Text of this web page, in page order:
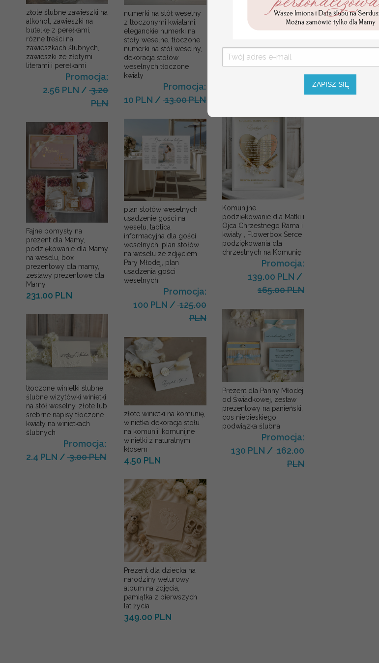
złote ślubne zawieszki na
alkohol, zawieszki na
butelkę z perełkami,
rózne treści na
zawieszkach ślubnych,
zawieszki ze złotymi
literami i perełkami
Promocja:
2.56 PLN /3.20
PLN
Fajne pomysły na
prezent dla Mamy,
podziękowanie dla Mamy
na weselu, box
prezentowy dla mamy,
zestawy prezentowe dla
Mamy
231.00 PLN
tłoczone winietki ślubne,
ślubne wizytówki winietki
na stół weselny, złote lub
srebrne napisy tłoczone
kwiaty na winietkach
ślubnych
Promocja:
2.4 PLN / 3.00 PLN
numerki na stół weselny
z tłoczonymi kwiatami,
eleganckie numerki na
stoły weselne, tłoczone
numerki na stół weselny,
dekoracja stołów
weselnych tłoczone
kwiaty
Promocja:
10 PLN /13.00 PLN
plan stołów weselnych
usadzenie gości na
weselu, tablica
informacyjna dla gości
weselnych, plan stołów
na weselu ze zdjęciem
Pary Młodej, plan
usadzenia gości
weselnych
Promocja:
100 PLN /125.00
PLN
złote winietki na komunię,
winietka dekoracja stołu
na komunii, komunijne
winietki z naturalnym
kłosem
4.50 PLN
Prezent dla dziecka na
narodziny welurowy
album na zdjęcia,
pamiątka z pierwszych
lat życia
349.00 PLN
Statuetka pamiątka
Pierwszej Komunii w
pudełku,
personalizowana
opakowanie na pieniądze
Promocja:
Komunijne
podziękowanie dla Matki i
Ojca Chrzestnego Rama i
kwiaty , Flowerbox Serce
podziękowania dla
chrzestnych na Komunię
Promocja:
139.00 PLN /
165.00 PLN
Prezent dla Panny Młodej
od Świadkowej, zestaw
prezentowy na panieński,
cos niebieskiego
podwiązka ślubna
Promocja:
130 PLN / 162.00
PLN
ZAPISZ SIĘ